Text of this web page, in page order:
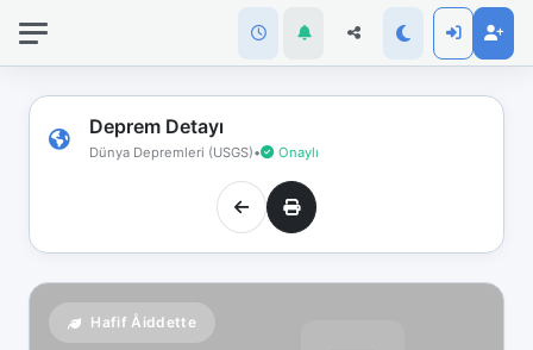
Deprem Detayı
Dünya Depremleri (USGS)• Onaylı
Hafif Åiddette
bağlantınız
koptu!
Çevrimdışı
moddasınız.